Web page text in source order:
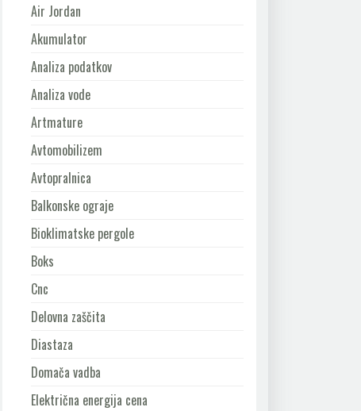
Air Jordan
Akumulator
Analiza podatkov
Analiza vode
Artmature
Avtomobilizem
Avtopralnica
Balkonske ograje
Bioklimatske pergole
Boks
Cnc
Delovna zaščita
Diastaza
Domača vadba
Električna energija cena